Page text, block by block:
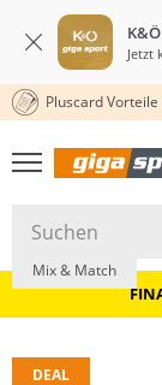
Jetzt
Pluscard
GIGASTYLE
DEAL
Große Größen
Mix & Match